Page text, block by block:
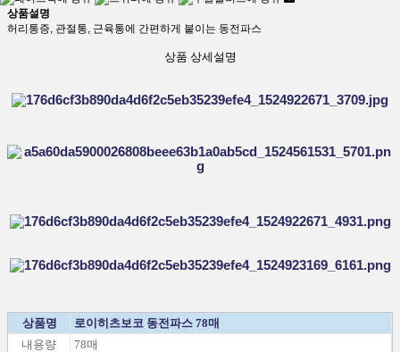
상품설명
허리통증, 관절통, 근육통에 간편하게 붙이는 동전파스
상품 상세설명
상품명
로이히츠보코 동전파스 78매
내용량
78매